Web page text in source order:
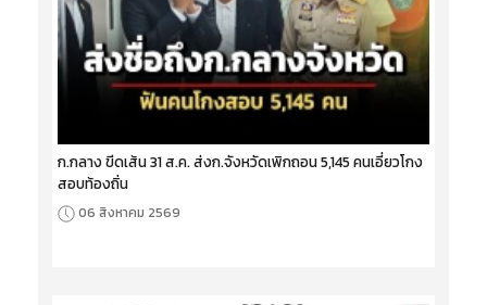
ก.กลาง ขีดเส้น 31 ส.ค. ส่งก.จังหวัดเพิกถอน 5,145 คนเอี่ยวโกง
สอบท้องถิ่น
06 สิงหาคม 2569